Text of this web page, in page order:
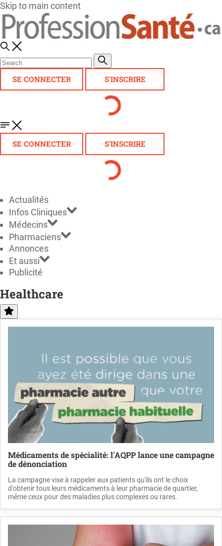
Skip to main content
SE CONNECTER S'INSCRIRE
SE CONNECTER S'INSCRIRE
Actualités
Infos Cliniques
Médecins
Pharmaciens
Annonces
Et aussi
Publicité
Healthcare
Médicaments de spécialité: l'AQPP lance une campagne
de dénonciation
La campagne vise à rappeler aux patients qu'ils ont le choix
d'obtenir tous leurs médicaments à leur pharmacie de quartier,
même ceux pour des maladies plus complexes ou rares.